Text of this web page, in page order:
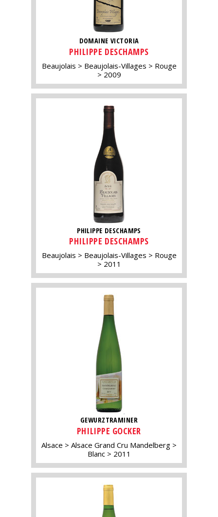
DOMAINE VICTORIA
PHILIPPE DESCHAMPS
Beaujolais Beaujolais-Villages
Rouge
2009
PHILIPPE DESCHAMPS
PHILIPPE DESCHAMPS
Beaujolais Beaujolais-Villages
Rouge
2011
GEWURZTRAMINER
PHILIPPE GOCKER
Alsace
Alsace Grand Cru Mandelberg
Blanc
2011